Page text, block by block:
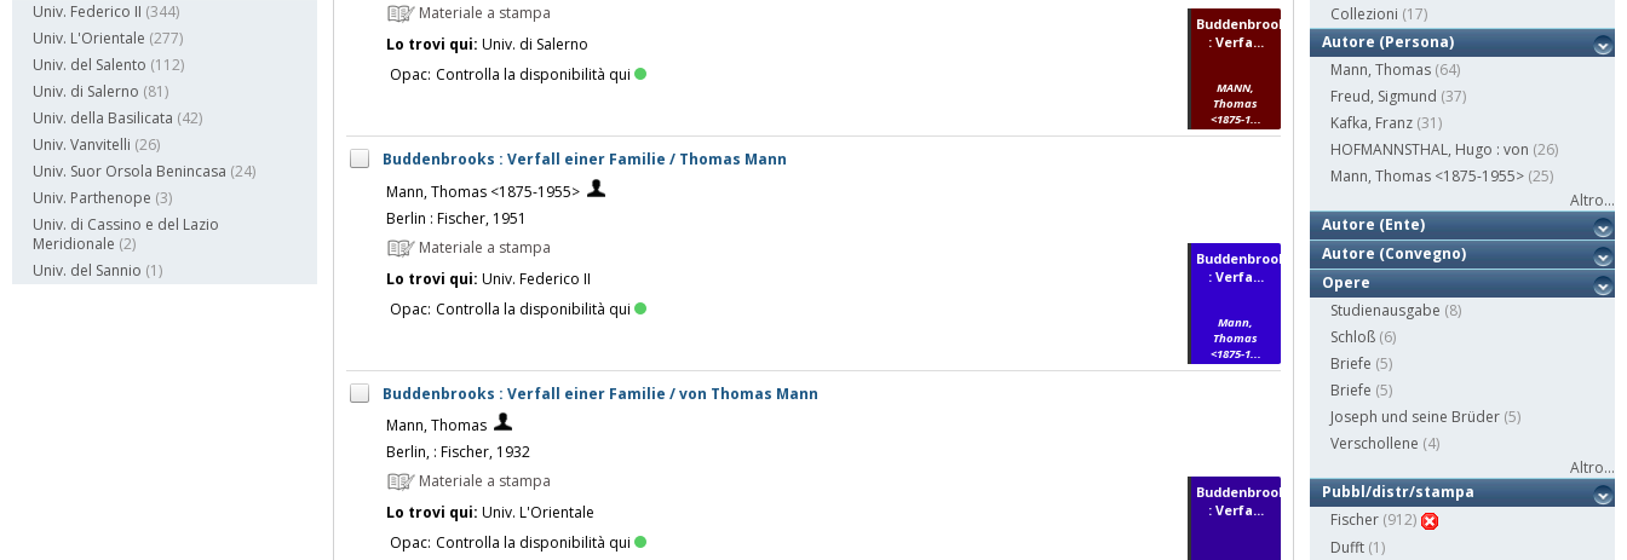
Univ. Federico II (344)
Univ. L'Orientale (277)
Univ. del Salento (112)
Univ. di Salerno (81)
Univ. della Basilicata (42)
Univ. Vanvitelli (26)
Univ. Suor Orsola Benincasa (24)
Univ. Parthenope (3)
Univ. di Cassino e del Lazio
Meridionale (2)
Univ. del Sannio (1)
Materiale a stampa
Lo trovi qui: Univ. di Salerno
Opac: Controlla la disponibilità qui
Buddenbrooks
: Verfa...
MANN,
Thomas
<1875-1...
Buddenbrooks : Verfall einer Familie / Thomas Mann
Mann, Thomas <1875-1955>
Berlin : Fischer, 1951
Materiale a stampa
Lo trovi qui: Univ. Federico II
Opac: Controlla la disponibilità qui
Buddenbrooks
: Verfa...
Mann,
Thomas
<1875-1...
Buddenbrooks : Verfall einer Familie / von Thomas Mann
Mann, Thomas
Berlin, : Fischer, 1932
Materiale a stampa
Lo trovi qui: Univ. L'Orientale
Opac: Controlla la disponibilità qui
Buddenbrooks
: Verfa...
Collezioni (17)
Autore (Persona)
Mann, Thomas (64)
Freud, Sigmund (37)
Kafka, Franz (31)
HOFMANNSTHAL, Hugo : von (26)
Mann, Thomas <1875-1955> (25)
Altro...
Autore (Ente)
Autore (Convegno)
Opere
Studienausgabe (8)
Schloß (6)
Briefe (5)
Briefe (5)
Joseph und seine Brüder (5)
Verschollene (4)
Altro...
Pubbl/distr/stampa
Fischer (912)
Dufft (1)